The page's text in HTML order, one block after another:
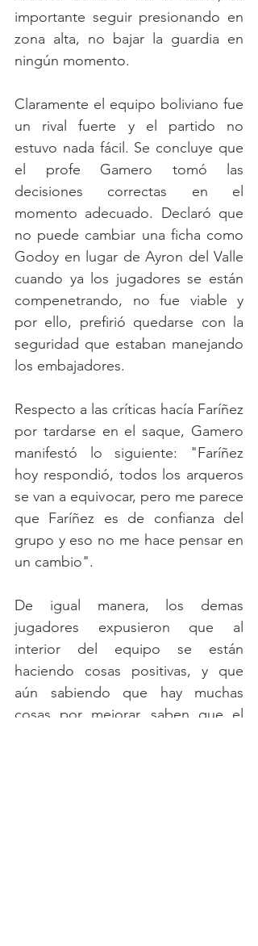
importante seguir presionando en
zona alta, no bajar la guardia en
ningún momento.
Claramente el equipo boliviano fue
un rival fuerte y el partido no
estuvo nada fácil. Se concluye que
el profe Gamero tomó las
decisiones correctas en el
momento adecuado. Declaró que
no puede cambiar una ficha como
Godoy en lugar de Ayron del Valle
cuando ya los jugadores se están
compenetrando, no fue viable y
por ello, prefirió quedarse con la
seguridad que estaban manejando
los embajadores.
Respecto a las críticas hacía Faríñez
por tardarse en el saque, Gamero
manifestó lo siguiente: "Faríñez
hoy respondió, todos los arqueros
se van a equivocar, pero me parece
que Faríñez es de confianza del
grupo y eso no me hace pensar en
un cambio".
De igual manera, los demas
jugadores expusieron que al
interior del equipo se están
haciendo cosas positivas, y que
aún sabiendo que hay muchas
cosas por mejorar, saben que el